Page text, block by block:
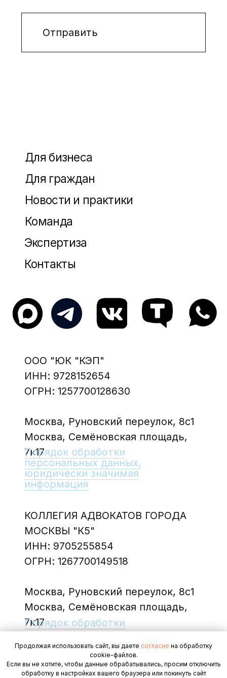
Продолжая использовать сайт, вы даете согласие на обработку
cookie-файлов.
Если вы не хотите, чтобы данные обрабатывались, просим отключить
обработку в настройках вашего браузера или покинуть сайт